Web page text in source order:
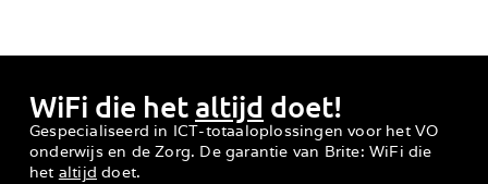
WiFi die het altijd doet!
Gespecialiseerd in ICT-totaaloplossingen voor het VO
onderwijs en de Zorg. De garantie van Brite: WiFi die
het altijd doet.